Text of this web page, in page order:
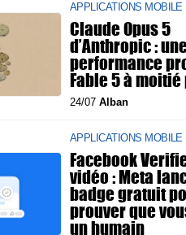
APPLICATIONS MOBILE
Claude Opus 5
d’Anthropic :
performance
Fable 5 à
24/07 Alban
APPLICATIONS MOBILE
Facebook
vidéo : Meta
badge gratuit
prouver que
un humain